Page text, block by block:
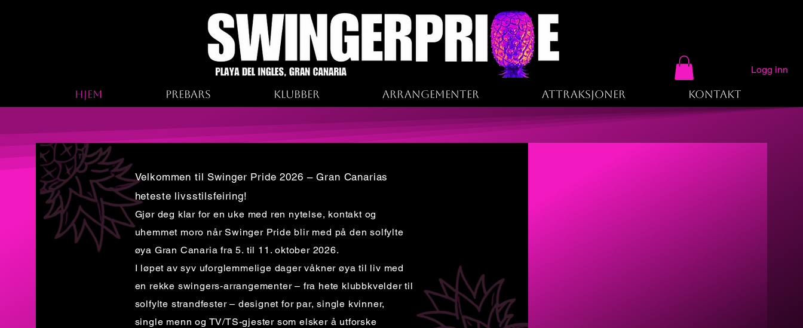
Logg inn
Hjem Prebars Klubber Arrangementer Attraksjoner Kontakt
Velkommen til Swinger Pride 2026 – Gran Canarias
heteste livsstilsfeiring!
Gjør deg klar for en uke med ren nytelse, kontakt og
uhemmet moro når Swinger Pride blir med på den solfylte
øya Gran Canaria fra 5. til 11. oktober 2026.
I løpet av syv uforglemmelige dager våkner øya til liv med
en rekke swingers-arrangementer – fra hete klubbkvelder til
solfylte strandfester – designet for par, single kvinner,
single menn og TV/TS-gjester som elsker å utforske